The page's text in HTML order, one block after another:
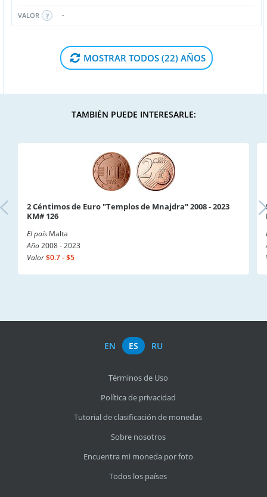
VALOR -
MOSTRAR TODOS (22) AÑOS
TAMBIÉN PUEDE INTERESARLE:
2 Céntimos de Euro "Templos de Mnajdra" 2008 - 2023
KM# 126
El país Malta
Año2008 - 2023
Valor$0.7 - $5
EN ES RU
Términos de Uso
Política de privacidad
Tutorial de clasificación de monedas
Sobre nosotros
Encuentra mi moneda por foto
Todos los países